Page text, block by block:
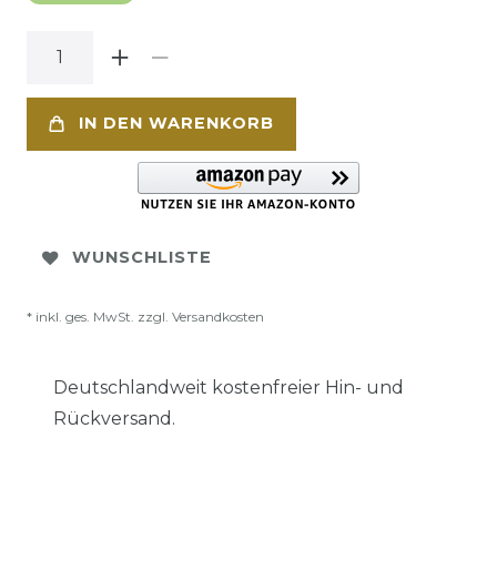
IN DEN WARENKORB
WUNSCHLISTE
* inkl. ges. MwSt. zzgl. Versandkosten
Deutschlandweit kostenfreier Hin- und
Rückversand.